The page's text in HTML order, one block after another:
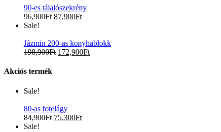
90-es tálalószekrény
96,900Ft 87,900Ft
Sale!
Jázmin 200-as konyhablokk
198,900Ft 172,900Ft
Akciós termék
Sale!
80-as fotelágy
84,900Ft 75,300Ft
Sale!